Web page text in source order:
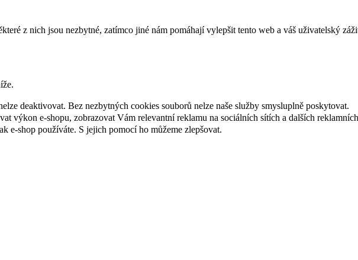
z nich jsou nezbytné, zatímco jiné nám pomáhají vylepšit tento web a váš uživatelský
deaktivovat. Bez nezbytných cookies souborů nelze naše služby smysluplně poskytovat.
výkon e-shopu, zobrazovat Vám relevantní reklamu na sociálních sítích a dalších
e-shop používáte. S jejich pomocí ho můžeme zlepšovat.